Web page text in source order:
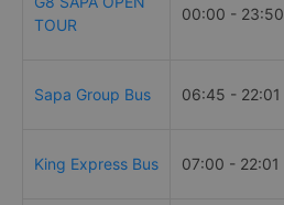
TOUR
00:00 - 23:50
Sapa Group Bus 06:45 - 22:01
King Express Bus 07:00 - 22:01